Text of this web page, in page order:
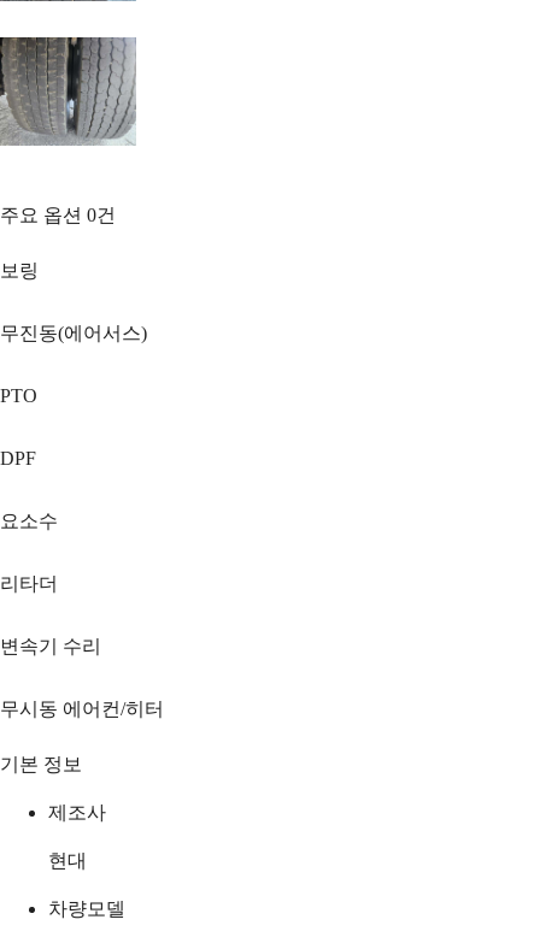
주요 옵션 0건
보링
무진동(에어서스)
PTO
DPF
요소수
리타더
변속기 수리
무시동 에어컨/히터
기본 정보
제조사
현대
차량모델